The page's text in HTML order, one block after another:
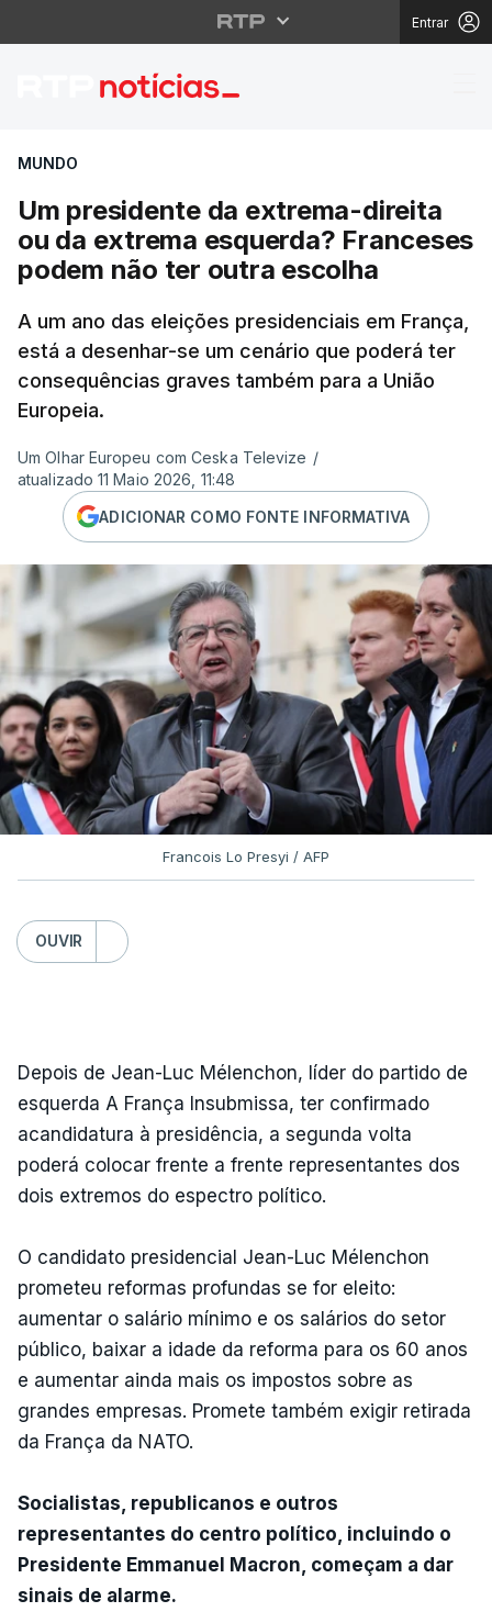
Entrar
Um presidente da
MUNDO
Um presidente da extrema-direita
ou da extrema esquerda? Franceses
podem não ter outra escolha
A um ano das eleições presidenciais em França,
está a desenhar-se um cenário que poderá ter
consequências graves também para a União
Europeia.
Um Olhar Europeu com Ceska Televize /
atualizado 11 Maio 2026, 11:48
ADICIONAR COMO FONTE INFORMATIVA
Francois Lo Presyi / AFP
OUVIR
Depois de Jean-Luc Mélenchon, líder do partido de
esquerda A França Insubmissa, ter confirmado
acandidatura à presidência, a segunda volta
poderá colocar frente a frente representantes dos
dois extremos do espectro político.
O candidato presidencial Jean-Luc Mélenchon
prometeu reformas profundas se for eleito:
aumentar o salário mínimo e os salários do setor
público, baixar a idade da reforma para os 60 anos
e aumentar ainda mais os impostos sobre as
grandes empresas. Promete também exigir retirada
da França da NATO.
Socialistas, republicanos e outros
representantes do centro político, incluindo o
Presidente Emmanuel Macron, começam a dar
sinais de alarme.